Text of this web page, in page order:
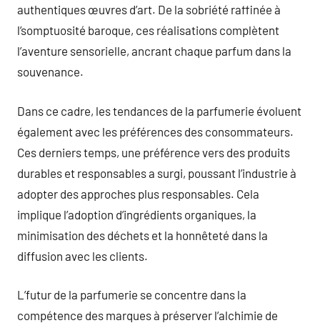
authentiques œuvres d’art. De la sobriété raffinée à
l’somptuosité baroque, ces réalisations complètent
l’aventure sensorielle, ancrant chaque parfum dans la
souvenance.
Dans ce cadre, les tendances de la parfumerie évoluent
également avec les préférences des consommateurs.
Ces derniers temps, une préférence vers des produits
durables et responsables a surgi, poussant l’industrie à
adopter des approches plus responsables. Cela
implique l’adoption d’ingrédients organiques, la
minimisation des déchets et la honnêteté dans la
diffusion avec les clients.
L’futur de la parfumerie se concentre dans la
compétence des marques à préserver l’alchimie de